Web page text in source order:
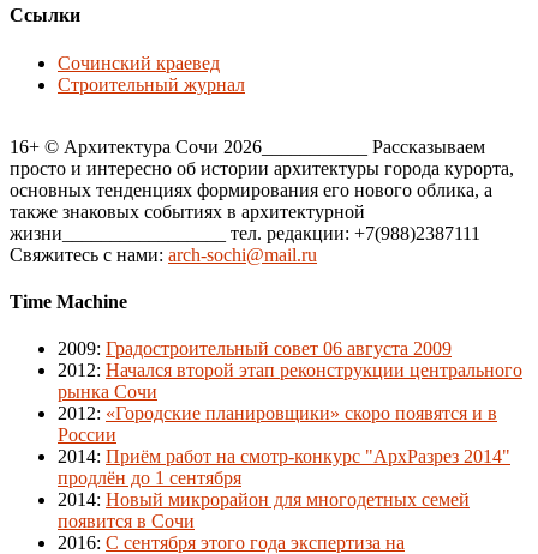
Ссылки
Сочинский краевед
Строительный журнал
16+ © Архитектура Сочи 2026___________ Рассказываем
просто и интересно об истории архитектуры города курорта,
основных тенденциях формирования его нового облика, а
также знаковых событиях в архитектурной
жизни_________________ тел. редакции: +7(988)2387111
Свяжитесь с нами: arch-sochi@mail.ru
Time Machine
2009: Градостроительный совет 06 августа 2009
2012: Начался второй этап реконструкции центрального
рынка Сочи
2012: «Городские планировщики» скоро появятся и в
России
2014: Приём работ на смотр-конкурс "АрхРазрез 2014"
продлён до 1 сентября
2014: Новый микрорайон для многодетных семей
появится в Сочи
2016: С сентября этого года экспертиза на